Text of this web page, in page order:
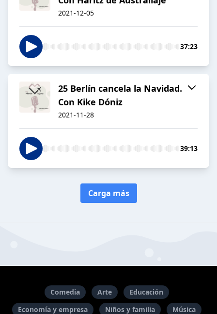
2021-12-05
37:23
25 Berlín cancela la Navidad.
Con Kike Dóniz
2021-11-28
39:13
Carga más
Comedia Arte
Educación
Economía y empresa
Niños y familia Música